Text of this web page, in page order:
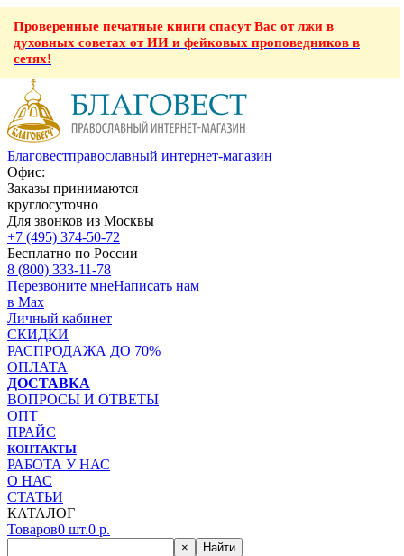
Проверенные печатные книги спасут Вас от лжи в
духовных советах от ИИ и фейковых проповедников в
сетях!
Благовестправославный интернет-магазин
Офис:
Заказы принимаются
круглосуточно
Для звонков из Москвы
+7 (495) 374-50-72
Бесплатно по России
8 (800) 333-11-78
Перезвоните мнеНаписать нам
в Max
Личный кабинет
СКИДКИ
РАСПРОДАЖА ДО 70%
ОПЛАТА
ДОСТАВКА
ВОПРОСЫ И ОТВЕТЫ
ОПТ
ПРАЙС
КОНТАКТЫ
РАБОТА У НАС
О НАС
СТАТЬИ
КАТАЛОГ
Товаров0 шт.0 р.
× Найти